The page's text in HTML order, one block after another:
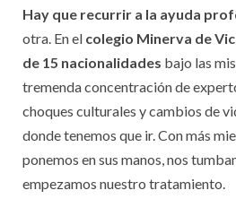
Hay que recurrir a la ayuda
otra. En el colegio Minerva de
de 15 nacionalidades bajo las
tremenda concentración de
choques culturales y cambios de
donde tenemos que ir. Con más
ponemos en sus manos, nos
empezamos nuestro tratamiento.